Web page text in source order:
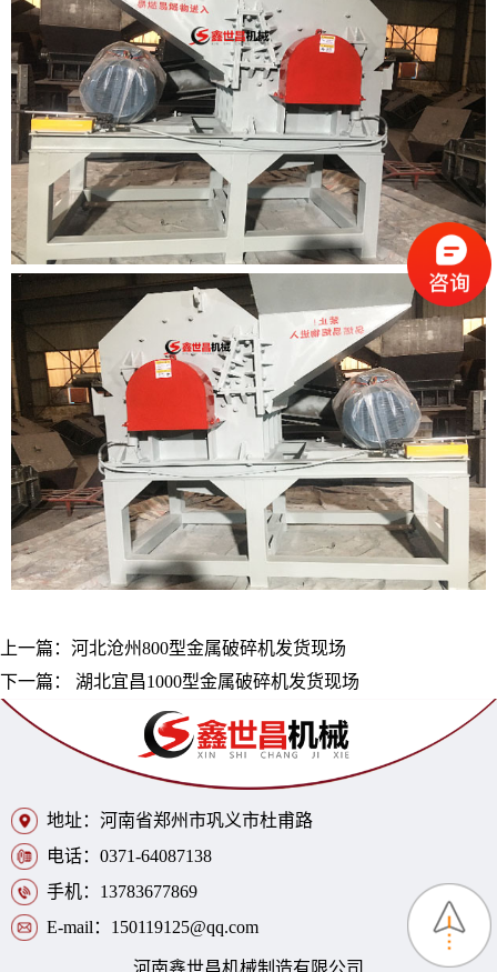
上一篇： 河北沧州800型金属破碎机发货现场
下一篇：
湖北宜昌1000型金属破碎机发货现场
地址：河南省郑州市巩义市杜甫路
电话：0371-64087138
手机：13783677869
E-mail：150119125@qq.com